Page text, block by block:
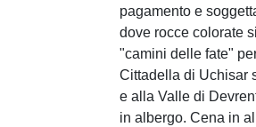
pagamento e
dove rocce colorate
"camini delle fate"
Cittadella di Uchisar
e alla Valle di
in albergo. Cena in